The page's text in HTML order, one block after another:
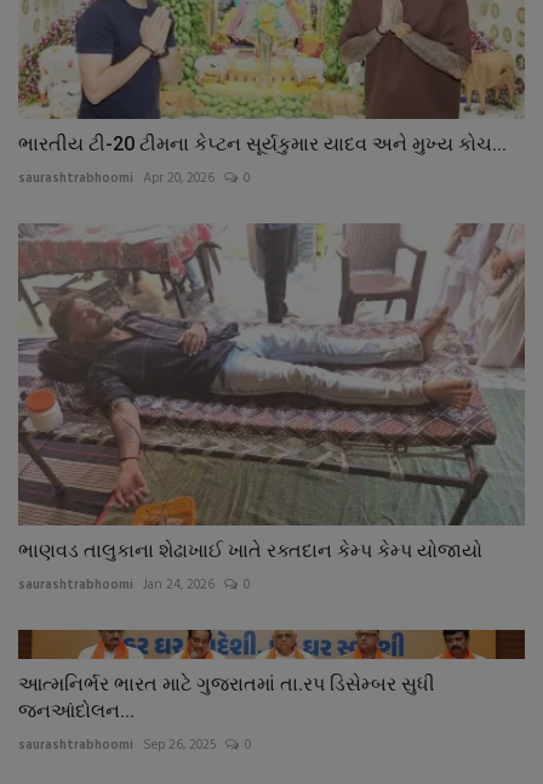
ભારતીય ટી-20 ટીમના કેપ્ટન સૂર્યકુમાર યાદવ અને મુખ્ય કોચ...
saurashtrabhoomi Apr 20, 2026 0
ભાણવડ તાલુકાના શેઢાખાઈ ખાતે રક્તદાન કેમ્પ કેમ્પ યોજાયો
saurashtrabhoomi Jan 24, 2026 0
આત્મનિર્ભર ભારત માટે ગુજરાતમાં તા.રપ ડિસેમ્બર સુધી
જનઆંદોલન...
saurashtrabhoomi Sep 26, 2025 0